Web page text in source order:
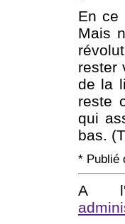
En ce
Mais
rester
de la
reste
qui
bas.
* Publié
A